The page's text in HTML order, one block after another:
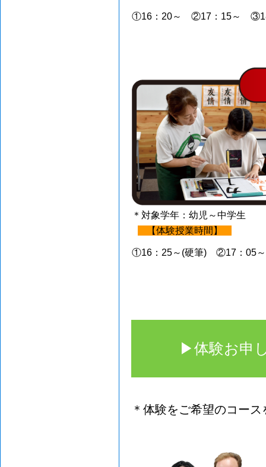
①16：20～ ②17：15～
＊対象学年：幼児～中学生
【体験授業時間】
①16：25～(硬筆) ②17：05
▶体験お申
＊体験をご希望のコー